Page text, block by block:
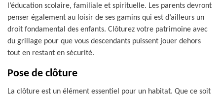
l’éducation scolaire, familiale et spirituelle. Les parents devront
penser également au loisir de ses gamins qui est d’ailleurs un
droit fondamental des enfants. Clôturez votre patrimoine avec
du grillage pour que vous descendants puissent jouer dehors
tout en restant en sécurité.
Pose de clôture
La clôture est un élément essentiel pour un habitat. Que ce soit